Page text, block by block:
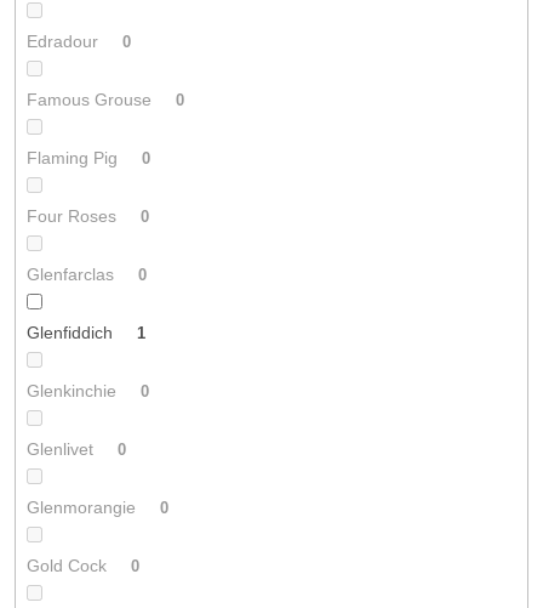
Edradour 0
Famous Grouse 0
Flaming Pig 0
Four Roses 0
Glenfarclas 0
Glenfiddich 1
Glenkinchie 0
Glenlivet 0
Glenmorangie 0
Gold Cock 0